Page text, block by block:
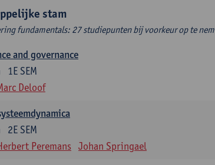
stam
fundamentals: 27 studiepunten bij voorkeur op te
and governance
1E SEM
Deloof
2E SEM
Peremans Johan Springael